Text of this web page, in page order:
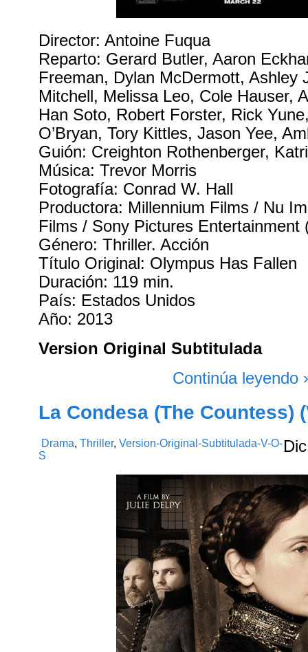
Director: Antoine Fuqua
Reparto: Gerard Butler, Aaron
Freeman, Dylan McDermott, Ashley
Mitchell, Melissa Leo, Cole Hauser,
Han Soto, Robert Forster, Rick
O’Bryan, Tory Kittles, Jason Yee,
Guión: Creighton Rothenberger,
Música: Trevor Morris
Fotografía: Conrad W. Hall
Productora: Millennium Films / Nu
Films / Sony Pictures Entertainment
Género: Thriller. Acción
Título Original: Olympus Has Fallen
Duración: 119 min.
País: Estados Unidos
Año: 2013
Version Original Subtitulada
Continúa leyendo
La Condesa (The Countess)
Drama,Thriller,Version-Original-Subtitulada-V-O-
S
Dic